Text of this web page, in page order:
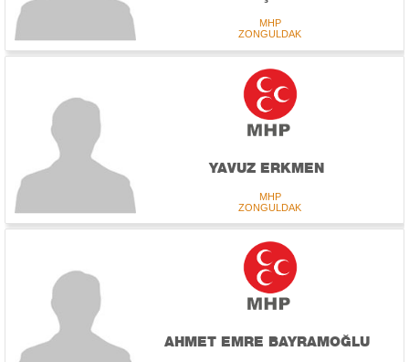
MHP
ZONGULDAK
YAVUZ ERKMEN
MHP
ZONGULDAK
AHMET EMRE BAYRAMOĞLU